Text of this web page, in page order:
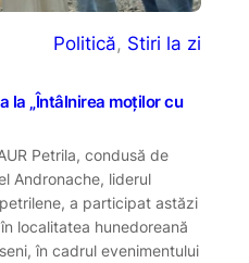
Politică, Stiri la zi
la „Întâlnirea moților cu
Petrila, condusă de
Andronache, liderul
a participat astăzi
localitatea hunedoreană
în cadrul evenimentului